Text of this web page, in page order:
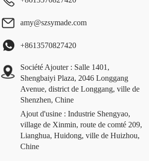
amy@szsymade.com
+8613570827420
Société Ajouter : Salle 1401,
Shengbaiyi Plaza, 2046 Longgang
Avenue, district de Longgang, ville de
Shenzhen, Chine
Ajout d'usine : Industrie Shengyao,
village de Xinmin, route de comté 209,
Lianghua, Huidong, ville de Huizhou,
Chine